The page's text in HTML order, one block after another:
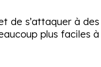
de s’attaquer à
plus faciles